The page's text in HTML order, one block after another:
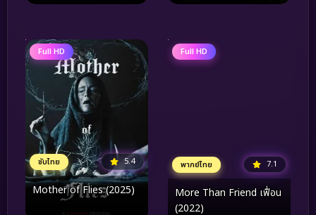
Full HD
ซับไทย 5.4
Mother of Flies (2025)
Full HD
พากย์ไทย 7.1
More Than Friend เฟื่อน
(2022)